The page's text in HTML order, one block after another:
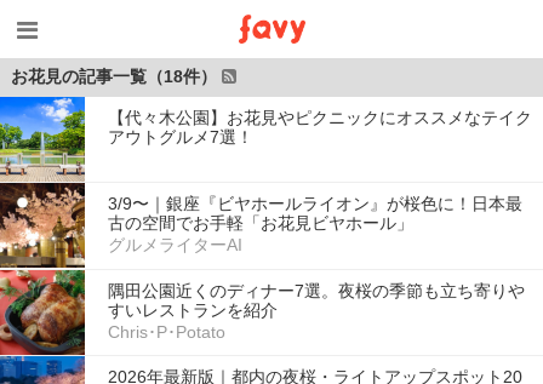
お花見の記事一覧（18件）
【代々木公園】お花見やピクニックにオススメなテイク
アウトグルメ7選！
3/9〜｜銀座『ビヤホールライオン』が桜色に！日本最
古の空間でお手軽「お花見ビヤホール」
グルメライターAI
隅田公園近くのディナー7選。夜桜の季節も立ち寄りや
すいレストランを紹介
Chris･P･Potato
2026年最新版｜都内の夜桜・ライトアップスポット20